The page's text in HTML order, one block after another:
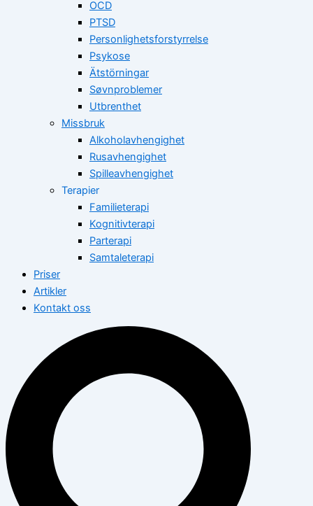
OCD
PTSD
Personlighetsforstyrrelse
Psykose
Ätstörningar
Søvnproblemer
Utbrenthet
Missbruk
Alkoholavhengighet
Rusavhengighet
Spilleavhengighet
Terapier
Familieterapi
Kognitivterapi
Parterapi
Samtaleterapi
Priser
Artikler
Kontakt oss